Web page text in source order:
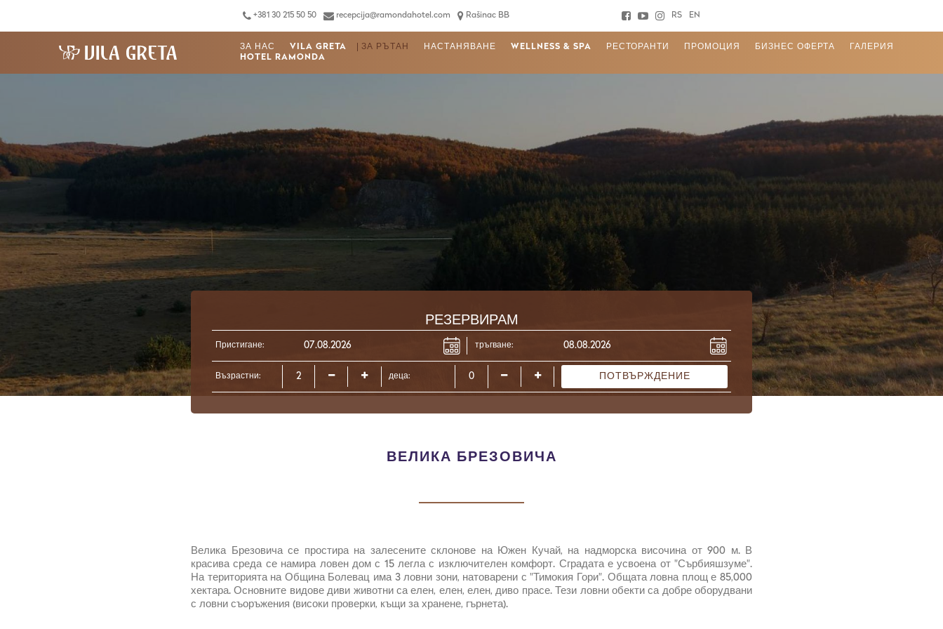
+381 30 215 50 50 recepcija@ramondahotel.com Rašinac BB RS EN
ЗА НАС VILA GRETA ЗА РЪТАН НАСТАНЯВАНЕ WELLNESS & SPA РЕСТОРАНТИ ПРОМОЦИЯ БИЗНЕС ОФЕРТА
ГАЛЕРИЯ
HOTEL RAMONDA
РЕЗЕРВИРАМ
Пристигане: тръгване:
Възрастни: деца: ПОТВЪРЖДЕНИЕ
ВЕЛИКА БРЕЗОВИЧА
Велика Брезовича се простира на залесените склонове на Южен Кучай, на надморска височина от 900 м. В
красива среда се намира ловен дом с 15 легла с изключителен комфорт. Сградата е усвоена от "Сърбияшзуме".
На територията на Община Болевац има 3 ловни зони, натоварени с "Тимокия Гори". Общата ловна площ е 85,000
хектара. Основните видове диви животни са елен, елен, елен, диво прасе. Тези ловни обекти са добре оборудвани
с ловни съоръжения (високи проверки, къщи за хранене, гърнета).